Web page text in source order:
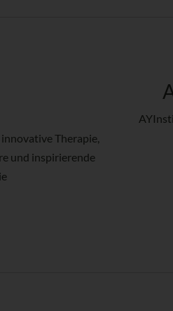
Therapie,
und inspirierende